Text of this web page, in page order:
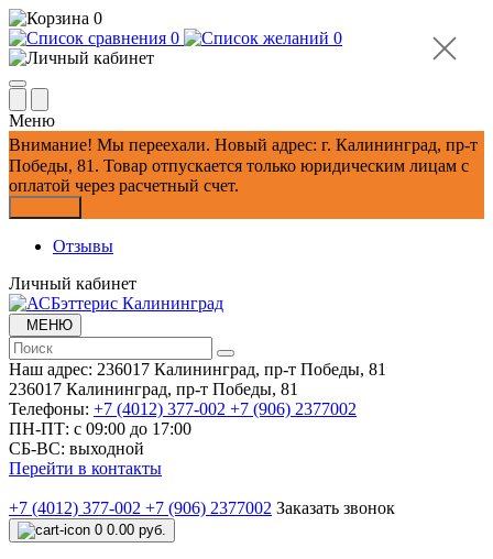
0
0
0
Меню
Внимание! Мы переехали. Новый адрес: г. Калининград, пр-т
Победы, 81. Товар отпускается только юридическим лицам с
оплатой через расчетный счет.
Отзывы
Личный кабинет
МЕНЮ
Наш адрес: 236017 Калининград,​ пр-т Победы, 81
236017 Калининград,​ пр-т Победы, 81
Телефоны: +7 (4012) 377-002 +7 (906) 2377002
ПН-ПТ: с 09:00 до 17:00
СБ-ВС: выходной
Перейти в контакты
+7 (4012) 377-002 +7 (906) 2377002 Заказать звонок
0 0.00 руб.